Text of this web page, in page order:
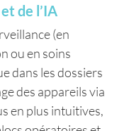
de l’IA
(en
ou en soins
dans les dossiers
des appareils via
en plus intuitives,